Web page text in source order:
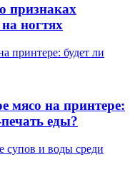
признаках
ногтях
принтере: будет ли
мясо на принтере:
еды?
супов и воды среди